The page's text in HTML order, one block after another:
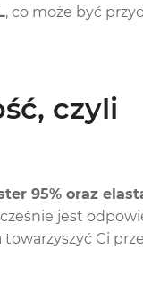
, co może być
czyli
95% oraz
jest
Ci